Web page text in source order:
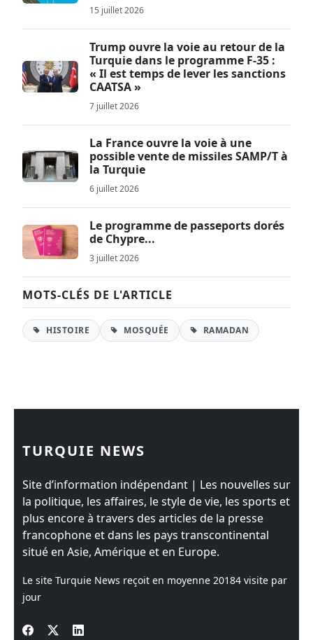
15 juillet 2026
Trump ouvre la voie au retour de la
Turquie dans le programme F-35 :
« Il est temps de lever les sanctions
CAATSA »
7 juillet 2026
La France ouvre la voie à une
possible vente de missiles SAMP/T à
la Turquie
6 juillet 2026
Le programme de passeports dorés
de Chypre...
3 juillet 2026
MOTS-CLÉS DE L'ARTICLE
HISTOIRE MOSQUÉE RAMADAN
TURQUIE NEWS
Site d’information indépendant | Les nouvelles sur
la politique, les affaires, le style de vie, les sports et
plus encore à travers des articles de la presse
francophone et dans les pays transcontinental
situé en Asie, Amérique et en Europe.
Le site Turquie News reçoit en moyenne 20184 visite par
jour